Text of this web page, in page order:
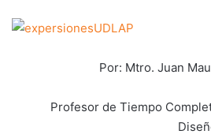
Por: Mtro. Juan
Profesor de Tiempo